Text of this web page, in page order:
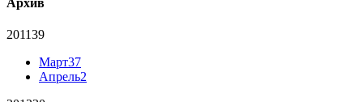
201139
Март37
Апрель2